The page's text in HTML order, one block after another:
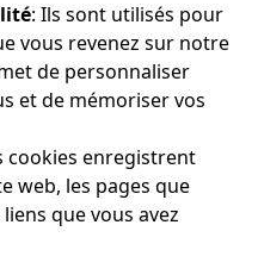
: Ils sont utilisés pour
vous revenez sur notre
de personnaliser
et de mémoriser vos
cookies enregistrent
web, les pages que
que vous avez